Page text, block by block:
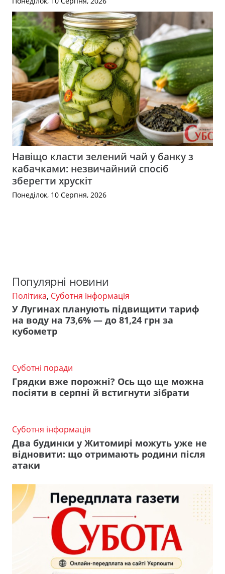
Навіщо класти зелений чай у банку з
кабачками: незвичайний спосіб
зберегти хрускіт
Понеділок, 10 Серпня, 2026
Популярні новини
Політика, Суботня інформація
У Лугинах планують підвищити тариф
на воду на 73,6% — до 81,24 грн за
кубометр
Суботні поради
Грядки вже порожні? Ось що ще можна
посіяти в серпні й встигнути зібрати
Суботня інформація
Два будинки у Житомирі можуть уже не
відновити: що отримають родини після
атаки